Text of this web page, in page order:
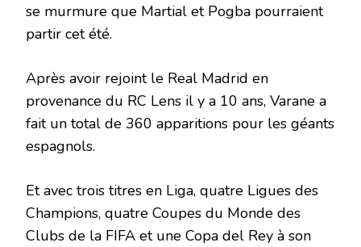
se murmure que Martial et Pogba pourraient
partir cet été.
Après avoir rejoint le Real Madrid en
provenance du RC Lens il y a 10 ans, Varane a
fait un total de 360 ​​apparitions pour les géants
espagnols.
Et avec trois titres en Liga, quatre Ligues des
Champions, quatre Coupes du Monde des
Clubs de la FIFA et une Copa del Rey à son